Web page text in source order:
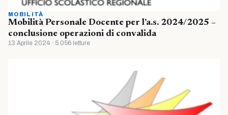
MOBILITÀ
Mobilità Personale Docente per l’a.s. 2024/2025 –
conclusione operazioni di convalida
13 Aprile 2024 · 5.056 letture